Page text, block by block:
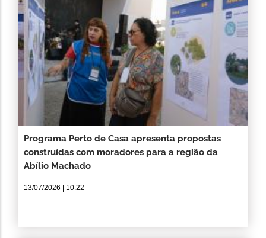
Programa Perto de Casa apresenta propostas
construídas com moradores para a região da
Abílio Machado
13/07/2026 | 10:22